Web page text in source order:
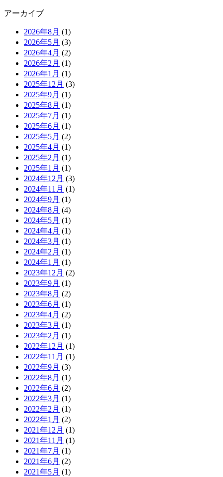
アーカイブ
2026年8月 (1)
2026年5月 (3)
2026年4月 (2)
2026年2月 (1)
2026年1月 (1)
2025年12月 (3)
2025年9月 (1)
2025年8月 (1)
2025年7月 (1)
2025年6月 (1)
2025年5月 (2)
2025年4月 (1)
2025年2月 (1)
2025年1月 (1)
2024年12月 (3)
2024年11月 (1)
2024年9月 (1)
2024年8月 (4)
2024年5月 (1)
2024年4月 (1)
2024年3月 (1)
2024年2月 (1)
2024年1月 (1)
2023年12月 (2)
2023年9月 (1)
2023年8月 (2)
2023年6月 (1)
2023年4月 (2)
2023年3月 (1)
2023年2月 (1)
2022年12月 (1)
2022年11月 (1)
2022年9月 (3)
2022年8月 (1)
2022年6月 (2)
2022年3月 (1)
2022年2月 (1)
2022年1月 (2)
2021年12月 (1)
2021年11月 (1)
2021年7月 (1)
2021年6月 (2)
2021年5月 (1)